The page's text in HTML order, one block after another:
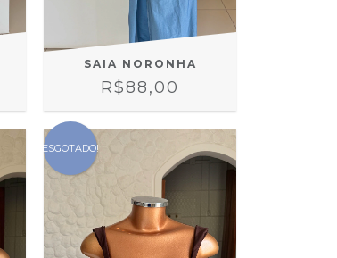
SAIA NORONHA
R$88,00
ESGOTADO!